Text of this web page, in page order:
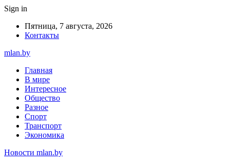
Sign in
Пятница, 7 августа, 2026
Контакты
mlan.by
Главная
В мире
Интересное
Общество
Разное
Спорт
Транспорт
Экономика
Новости mlan.by